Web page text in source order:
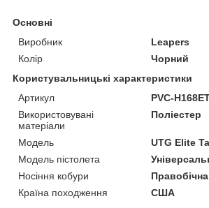
Основні
Виробник
Leapers
Колір
Чорний
Користувальницькі характеристики
Артикул
PVC-
Використовувані
матеріали
Поліестер
Мoдель
UTG Elite
Модель пістолета
Носіння кобури
Правобічна
Країна походження
США